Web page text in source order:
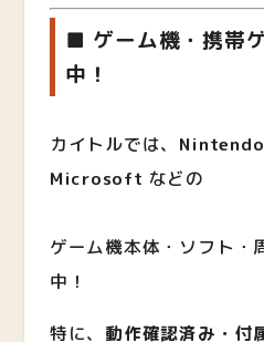
■ ゲーム機・携帯
中！
カイトルでは、
Microsoft などの
ゲーム機本体・ソフト・
中！
特に、 動作確認済み・付